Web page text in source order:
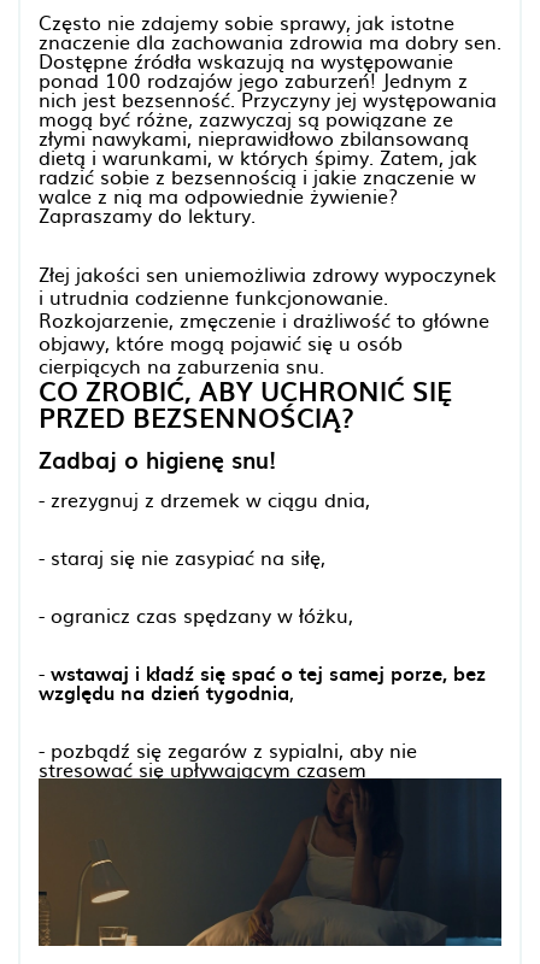
Często nie zdajemy sobie sprawy, jak istotne
znaczenie dla zachowania zdrowia ma dobry sen.
Dostępne źródła wskazują na występowanie
ponad 100 rodzajów jego zaburzeń! Jednym z
nich jest bezsenność. Przyczyny jej występowania
mogą być różne, zazwyczaj są powiązane ze
złymi nawykami, nieprawidłowo zbilansowaną
dietą i warunkami, w których śpimy. Zatem, jak
radzić sobie z bezsennością i jakie znaczenie w
walce z nią ma odpowiednie żywienie?
Zapraszamy do lektury.
Złej jakości sen uniemożliwia zdrowy wypoczynek
i utrudnia codzienne funkcjonowanie.
Rozkojarzenie, zmęczenie i drażliwość to główne
objawy, które mogą pojawić się u osób
cierpiących na zaburzenia snu.
CO ZROBIĆ, ABY UCHRONIĆ SIĘ
PRZED BEZSENNOŚCIĄ?
Zadbaj o higienę snu!
- zrezygnuj z drzemek w ciągu dnia,
- staraj się nie zasypiać na siłę,
- ogranicz czas spędzany w łóżku,
- wstawaj i kładź się spać o tej samej porze, bez
względu na dzień tygodnia,
- pozbądź się zegarów z sypialni, aby nie
stresować się upływającym czasem